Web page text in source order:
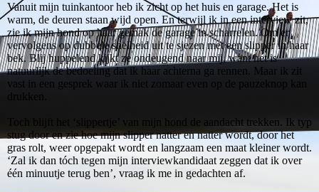
Vanuit mijn tuinkantoor heb ik zicht op het huis en garage. Het is
warm, de deuren staan wijd open. En terwijl ik in een interview zit,
zie ik mijn hond op haar gemak de garage in scharrelen. Om er
vervolgens op dubbele snelheid uit te sjezen met een slipper in haar
bek. Blij huppelend kijkt ze ondeugend naar mij, want het is
natuurlijk de bedoeling dat ik haar achterna ga rennen. Maar ik zit
vast in een gesprek waar ik niet zomaar even op de pauzeknop kan
drukken.
Toch blijft het ‘slippertje’ van mijn hond de aandacht trekken. Ik typ
stug door en zie hoe mijn slipper natter en natter wordt, door het
gras rolt, weer opgepakt wordt en langzaam een maat kleiner wordt.
‘Zal ik dan tóch tegen mijn interviewkandidaat zeggen dat ik over
één minuutje terug ben’, vraag ik me in gedachten af.